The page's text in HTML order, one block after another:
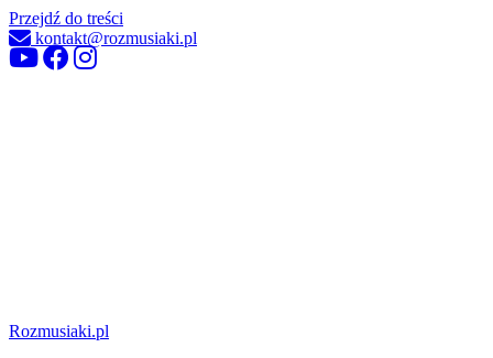
Przejdź do treści
kontakt@rozmusiaki.pl
Rozmusiaki.pl